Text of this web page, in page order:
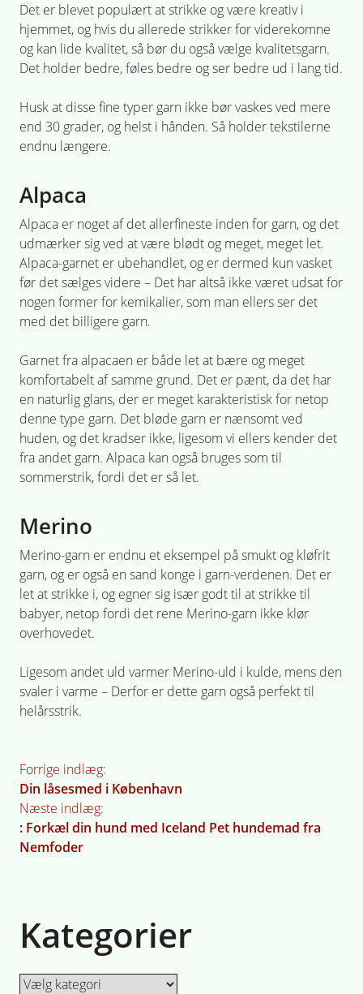
Det er blevet populært at strikke og være kreativ i
hjemmet, og hvis du allerede strikker for viderekomne
og kan lide kvalitet, så bør du også vælge kvalitetsgarn.
Det holder bedre, føles bedre og ser bedre ud i lang tid.
Husk at disse fine typer garn ikke bør vaskes ved mere
end 30 grader, og helst i hånden. Så holder tekstilerne
endnu længere.
Alpaca
Alpaca er noget af det allerfineste inden for garn, og det
udmærker sig ved at være blødt og meget, meget let.
Alpaca-garnet er ubehandlet, og er dermed kun vasket
før det sælges videre – Det har altså ikke været udsat for
nogen former for kemikalier, som man ellers ser det
med det billigere garn.
Garnet fra alpacaen er både let at bære og meget
komfortabelt af samme grund. Det er pænt, da det har
en naturlig glans, der er meget karakteristisk for netop
denne type garn. Det bløde garn er nænsomt ved
huden, og det kradser ikke, ligesom vi ellers kender det
fra andet garn. Alpaca kan også bruges som til
sommerstrik, fordi det er så let.
Merino
Merino-garn er endnu et eksempel på smukt og kløfrit
garn, og er også en sand konge i garn-verdenen. Det er
let at strikke i, og egner sig især godt til at strikke til
babyer, netop fordi det rene Merino-garn ikke klør
overhovedet.
Ligesom andet uld varmer Merino-uld i kulde, mens den
svaler i varme – Derfor er dette garn også perfekt til
helårsstrik.
Indlægsnavigation
Forrige indlæg:
Din låsesmed i København
Næste indlæg:
: Forkæl din hund med Iceland Pet hundemad fra
Nemfoder
Kategorier
Kategorier